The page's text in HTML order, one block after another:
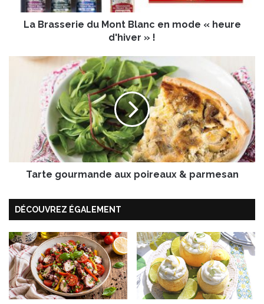
n
n
o
d
e
«
h
e
u
La Brasserie du Mont Blanc en mode « heure
d'hiver » !
r
n
a
u
x
p
o
i
Tarte gourmande aux poireaux & parmesan
DÉCOUVREZ ÉGALEMENT